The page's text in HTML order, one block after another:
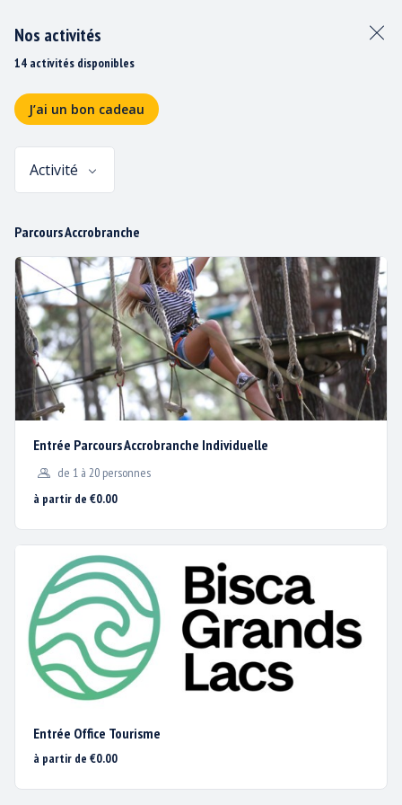
OPÉRATEUR/TRICE ETÉ
Parcours Accrobranche
Période :du01 Juillet au 31 Août
Base de travail : 35h hebdomadaires (répartie sur durée contrat) –
Travail les week-ends et jours fériés. 2 jours de congés consécutifs /
Missions :
Accueil et équipement de la clientèle ; Surveillance de
Encadrement des activités Défi
Profil :Sportif(ve) ; Sens de l’accueil, rigueur, courtoisie ; pédagogie,
J’ai un bon cadeau
Nos activités
14 activités disponibles
Parcours Accrobranche
Entrée Parcours Accrobranche Individuelle
de 1 à 20 personnes
à partir de €0.00
Entrée Office Tourisme
à partir de €0.00
Activité